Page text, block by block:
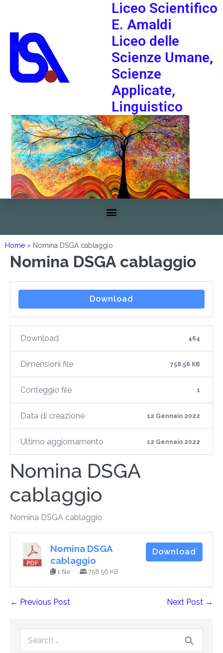
Liceo Scientifico
E. Amaldi
Liceo delle
Scienze Umane,
Scienze
Applicate,
Linguistico
Home » Nomina DSGA cablaggio
Nomina DSGA cablaggio
Download
Download 464
Dimensioni file 758.56 KB
Conteggio file 1
Data di creazione 12 Gennaio 2022
Ultimo aggiornamento 12 Gennaio 2022
Nomina DSGA
cablaggio
Nomina DSGA cablaggio
Nomina DSGA
cablaggio
1 file 758.56 KB
Download
← Previous Post Next Post →